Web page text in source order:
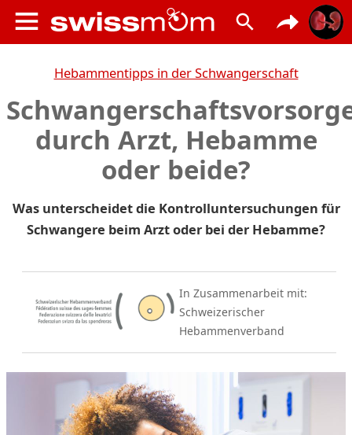
Hebammentipps in der Schwangerschaft
durch Arzt, Hebamme
oder beide?
Was unterscheidet die Kontrolluntersuchungen für
Schwangere beim Arzt oder bei der Hebamme?
In Zusammenarbeit mit:
Schweizerischer
Hebammenverband